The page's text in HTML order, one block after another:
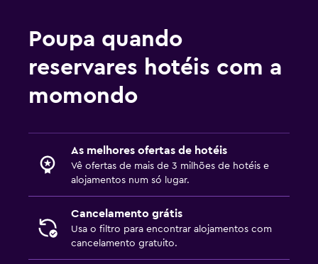
Poupa quando
reservares hotéis com a
momondo
As melhores ofertas de hotéis
Vê ofertas de mais de 3 milhões de hotéis e
alojamentos num só lugar.
Cancelamento grátis
Usa o filtro para encontrar alojamentos com
cancelamento gratuito.